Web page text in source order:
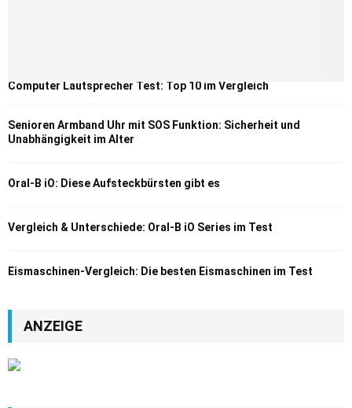
Computer Lautsprecher Test: Top 10 im Vergleich
Senioren Armband Uhr mit SOS Funktion: Sicherheit und
Unabhängigkeit im Alter
Oral-B iO: Diese Aufsteckbürsten gibt es
Vergleich & Unterschiede: Oral-B iO Series im Test
Eismaschinen-Vergleich: Die besten Eismaschinen im Test
ANZEIGE